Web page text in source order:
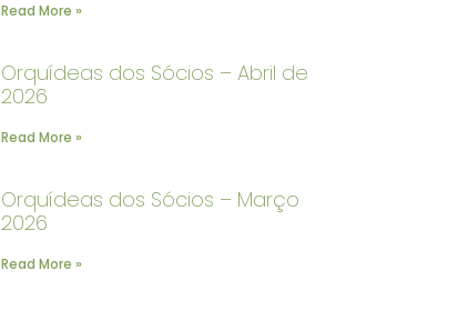
Read More »
Orquídeas dos Sócios – Abril de
2026
Read More »
Orquídeas dos Sócios – Março
2026
Read More »